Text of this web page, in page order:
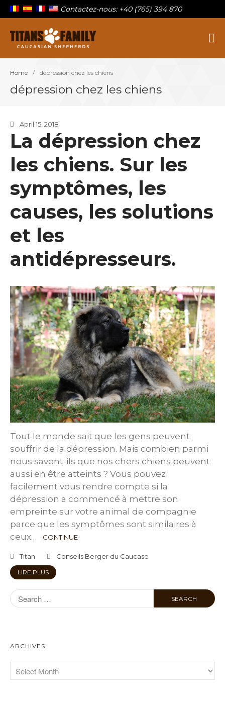
Nos titans
Contact
Contactez-nous: +40 (765) 394 870
Home / dépression chez les chiens
dépression chez les chiens
April 15, 2018
La dépression chez
les chiens. Sur les
symptômes, les
causes, les solutions
et les
antidépresseurs.
Tout le monde sait que les gens peuvent
souffrir de la dépression. Mais combien parmi
nous savent-ils que nos chers chiens peuvent
aussi en être atteints ? Vous pouvez
facilement vous rendre compte si la
dépression a commencé à mettre son
empreinte sur votre animal de compagnie
parce que les symptômes sont similaires à
ceux…
CONTINUE
Titan Conseils Berger du Caucase
LIRE PLUS
ARCHIVES